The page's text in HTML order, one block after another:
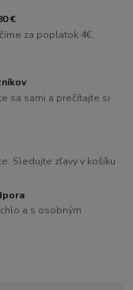
€
za poplatok 4€,
sa sami a prečítajte si
Sledujte zľavy v košíku
a s osobným